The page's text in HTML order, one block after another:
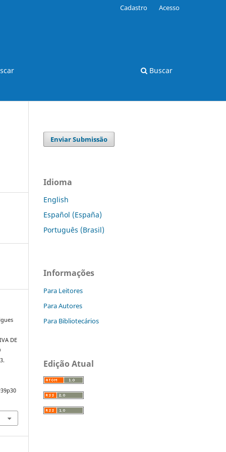
Buscar
Cadastro Acesso
DE
Enviar Submissão
Idioma
English
Español (España)
Português (Brasil)
Informações
Para Leitores
Para Autores
Para Bibliotecários
Edição Atual